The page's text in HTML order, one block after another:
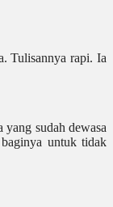
Tulisannya rapi. Ia
sudah dewasa
untuk tidak